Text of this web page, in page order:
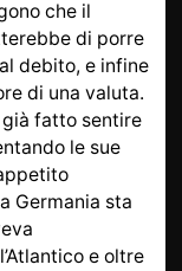
che il
di porre
debito, e infine
di una valuta.
già fatto sentire
le sue
Germania sta
e oltre